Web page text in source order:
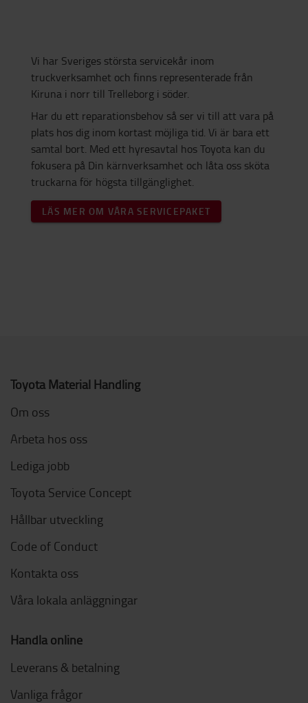
Vi har Sveriges största servicekår inom
truckverksamhet och finns representerade från
Kiruna i norr till Trelleborg i söder.
Har du ett reparationsbehov så ser vi till att vara på
plats hos dig inom kortast möjliga tid. Vi är bara ett
samtal bort. Med ett hyresavtal hos Toyota kan du
fokusera på Din kärnverksamhet och låta oss sköta
truckarna för högsta tillgänglighet.
LÄS MER OM VÅRA SERVICEPAKET
Toyota Material Handling
Om oss
Arbeta hos oss
Lediga jobb
Toyota Service Concept
Hållbar utveckling
Code of Conduct
Kontakta oss
Våra lokala anläggningar
Handla online
Leverans & betalning
Vanliga frågor